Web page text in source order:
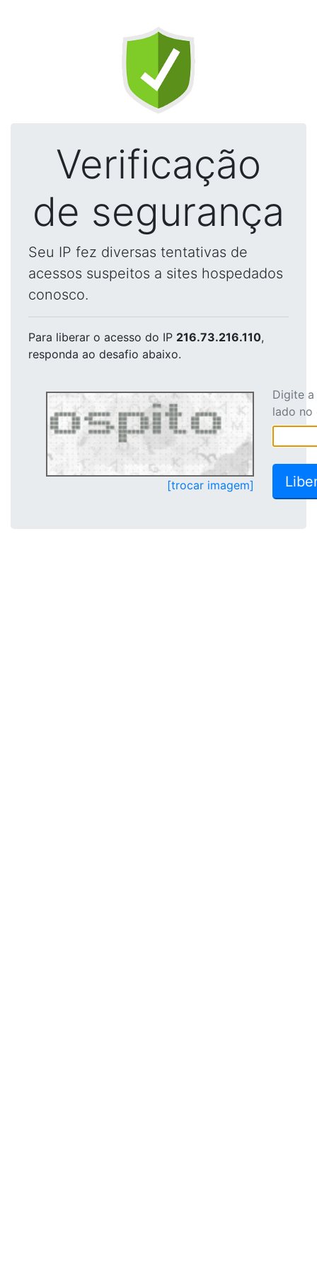
Verificação
de segurança
Seu IP fez diversas tentativas de
acessos suspeitos a sites hospedados
conosco.
Para liberar o acesso do IP 216.73.216.110,
responda ao desafio abaixo.
[trocar imagem]
Digite
lado no